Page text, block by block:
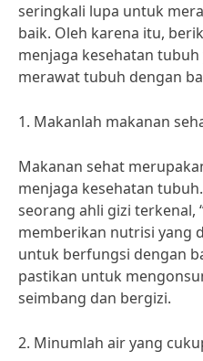
seringkali lupa untuk
baik. Oleh karena itu,
menjaga kesehatan
merawat tubuh dengan
1. Makanlah makanan
Makanan sehat
menjaga kesehatan
seorang ahli gizi terkenal,
memberikan nutrisi yang
untuk berfungsi dengan
pastikan untuk
seimbang dan bergizi.
2. Minumlah air yang